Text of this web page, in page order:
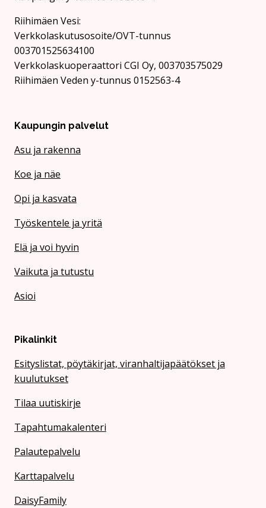
Rii­hi­mäen Vesi:
Verkkolaskutusosoite/OVT-tunnus
003701525634100
Verkkolaskuoperaattori CGI Oy, 003703575029
Riihimäen Veden y-tunnus 0152563-4
Kaupungin palvelut
Asu ja rakenna
Koe ja näe
Opi ja kasvata
Työskentele ja yritä
Elä ja voi hyvin
Vaikuta ja tutustu
Asioi
Pikalinkit
Esityslistat, pöytäkirjat, viranhaltijapäätökset ja
kuulutukset
Tilaa uutiskirje
Tapahtumakalenteri
Palautepalvelu
Karttapalvelu
DaisyFamily